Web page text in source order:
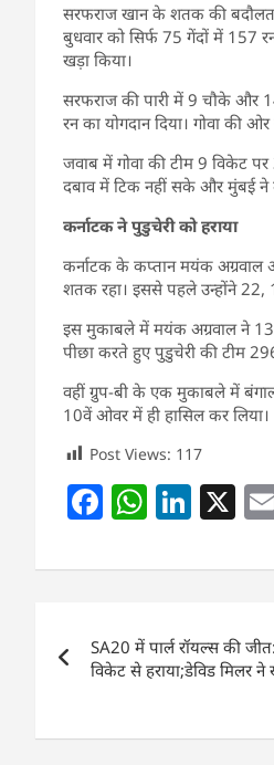
सरफराज खान के शतक की बदौलत
बुधवार को सिर्फ 75 गेंदों में 157
खड़ा किया।
सरफराज की पारी में 9 चौके और
रन का योगदान दिया। गोवा
जवाब में गोवा की टीम 9 विकेट
दबाव में टिक नहीं सके और मुंबई ने
कर्नाटक ने पुडुचेरी को हराया
कर्नाटक के कप्तान मयंक
शतक रहा। इससे पहले उन्होंने 22,
इस मुकाबले में मयंक अग्रवाल ने
पीछा करते हुए पुडुचेरी की टीम
वहीं ग्रुप-बी के एक मुकाबले में
10वें ओवर में ही हासिल कर लिया।
Post Views: 117
F
c
b
o
k
W
at
A
p
Li
k
dI
n
X
navigation
SA20 में पार्ल रॉयल्स की
विकेट से हराया;डेविड मिलर ने